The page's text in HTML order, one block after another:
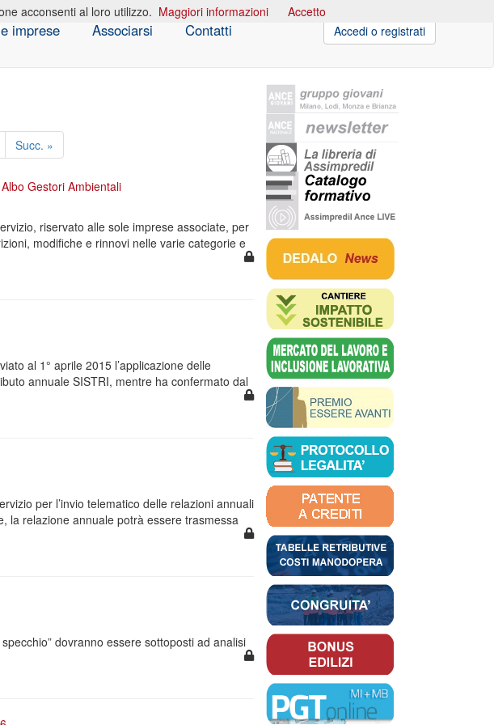
imprese Associarsi Contatti Accedi o registrati
Succ. »
Gestori Ambientali
riservato alle sole imprese associate, per
modifiche e rinnovi nelle varie categorie e
al 1° aprile 2015 l’applicazione delle
annuale SISTRI, mentre ha confermato dal
per l’invio telematico delle relazioni annuali
la relazione annuale potrà essere trasmessa
dovranno essere sottoposti ad analisi
acconsenti al loro utilizzo. Maggiori informazioni Accetto